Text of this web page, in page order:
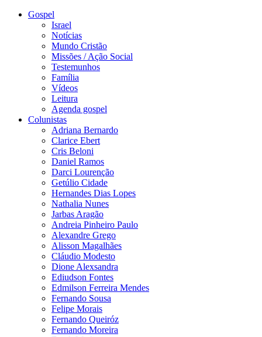
Gospel
Israel
Notícias
Mundo Cristão
Missões / Ação Social
Testemunhos
Família
Vídeos
Leitura
Agenda gospel
Colunistas
Adriana Bernardo
Clarice Ebert
Cris Beloni
Daniel Ramos
Darci Lourenção
Getúlio Cidade
Hernandes Dias Lopes
Nathalia Nunes
Jarbas Aragão
Andreia Pinheiro Paulo
Alexandre Grego
Alisson Magalhães
Cláudio Modesto
Dione Alexsandra
Ediudson Fontes
Edmilson Ferreira Mendes
Fernando Sousa
Felipe Morais
Fernando Queiróz
Fernando Moreira